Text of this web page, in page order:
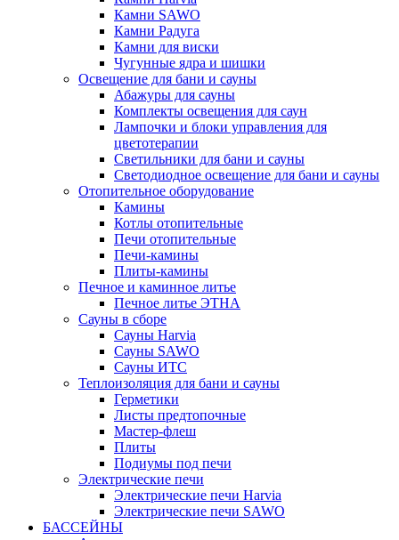
Камни SAWO
Камни Радуга
Камни для виски
Чугунные ядра и шишки
Освещение для бани и сауны
Абажуры для сауны
Комплекты освещения для саун
Лампочки и блоки управления для
цветотерапии
Светильники для бани и сауны
Светодиодное освещение для бани и сауны
Отопительное оборудование
Камины
Котлы отопительные
Печи отопительные
Печи-камины
Плиты-камины
Печное и каминное литье
Печное литье ЭТНА
Сауны в сборе
Cауны Harvia
Сауны SAWO
Сауны ИТС
Теплоизоляция для бани и сауны
Герметики
Листы предтопочные
Мастер-флеш
Плиты
Подиумы под печи
Электрические печи
Электрические печи Harvia
Электрические печи SAWO
БАССЕЙНЫ